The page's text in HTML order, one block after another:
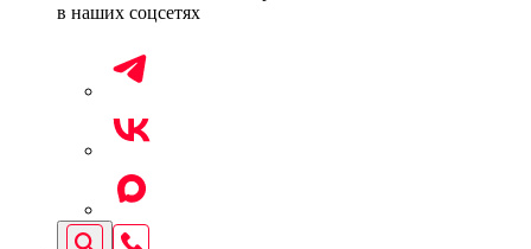
в наших соцсетях